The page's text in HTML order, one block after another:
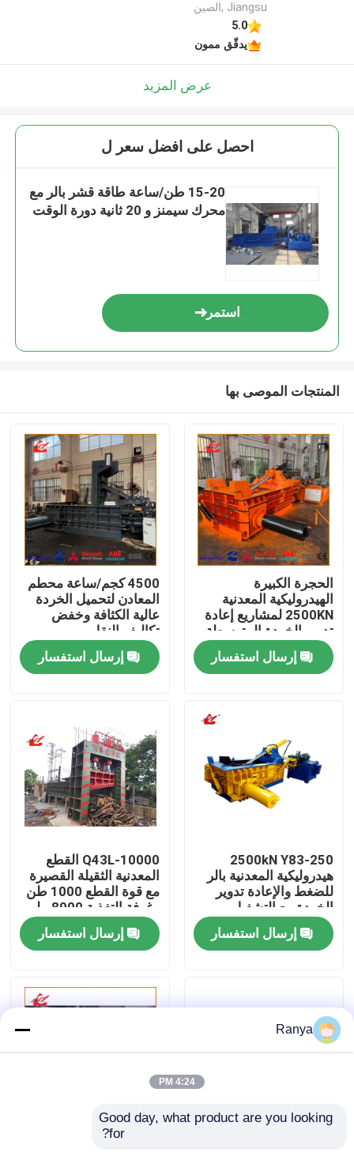
المنتجات
جولة في المصنع
مراقبة الجودة
اتصل بنا
القضايا
Jiangsu ,الصين
5.0
يدقّق ممون
عرض المزيد
احصل على افضل سعر ل
15-20 طن/ساعة طاقة قشر بالر مع
محرك سيمنز و 20 ثانية دورة الوقت
استمر
المنتجات الموصى بها
الحجرة الكبيرة
الهيدروليكية المعدنية
2500KN لمشاريع إعادة
تدوير الخردة المتوسطة
والكبيرة
إرسال استفسار
4500 كجم/ساعة محطم
المعادن لتحميل الخردة
عالية الكثافة وخفض
تكاليف النقل
إرسال استفسار
2500kN Y83-250
هيدروليكية المعدنية بالر
للضغط والإعادة تدوير
الخردة مع التشغيل
التلقائي بالكامل
إرسال استفسار
Q43L-10000 القطع
المعدنية الثقيلة القصيرة
مع قوة القطع 1000 طن
وغرفة التغذية 8000 ملم
إرسال استفسار
ماكينة قص التمساح
Ranya
4:24 PM
Good day, what product are you looking
for?